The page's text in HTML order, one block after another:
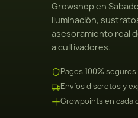
Growshop en
iluminación,
asesoramiento real
a cultivadores.
Pagos 100% seguros
Envíos discretos y
Growpoints en cada